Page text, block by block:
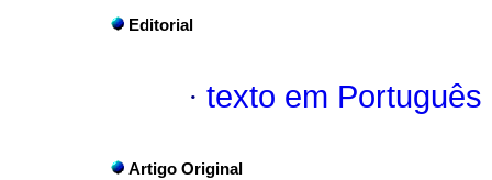
Editorial
· texto em Português
Artigo Original